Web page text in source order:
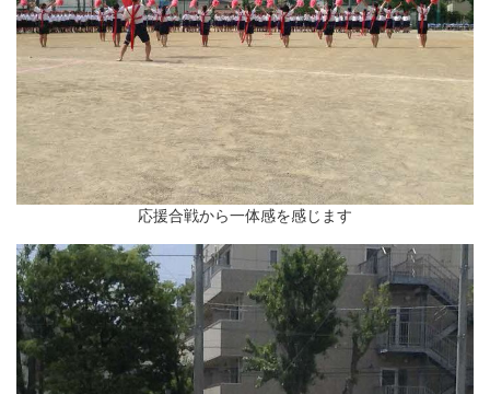
応援合戦から一体感を感じます